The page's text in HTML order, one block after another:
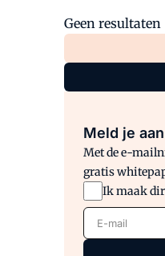
Geen resultaten
Meld je
Met de e-
gratis
Ik maak
E-mail